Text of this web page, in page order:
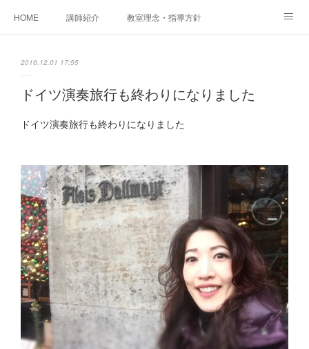
HOME 講師紹介 教室理念・指導方針
ご相談・体験レッスンお申し込み
アクセス 演奏スケジュール
2016.12.01 17:55
ドイツ演奏旅行も終わりになりました
ドイツ演奏旅行も終わりになりました